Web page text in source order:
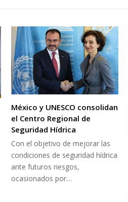
México y UNESCO consolidan
el Centro Regional de
Seguridad Hídrica
Con el objetivo de mejorar las
condiciones de seguridad hídrica
ante futuros riesgos,
ocasionados por…